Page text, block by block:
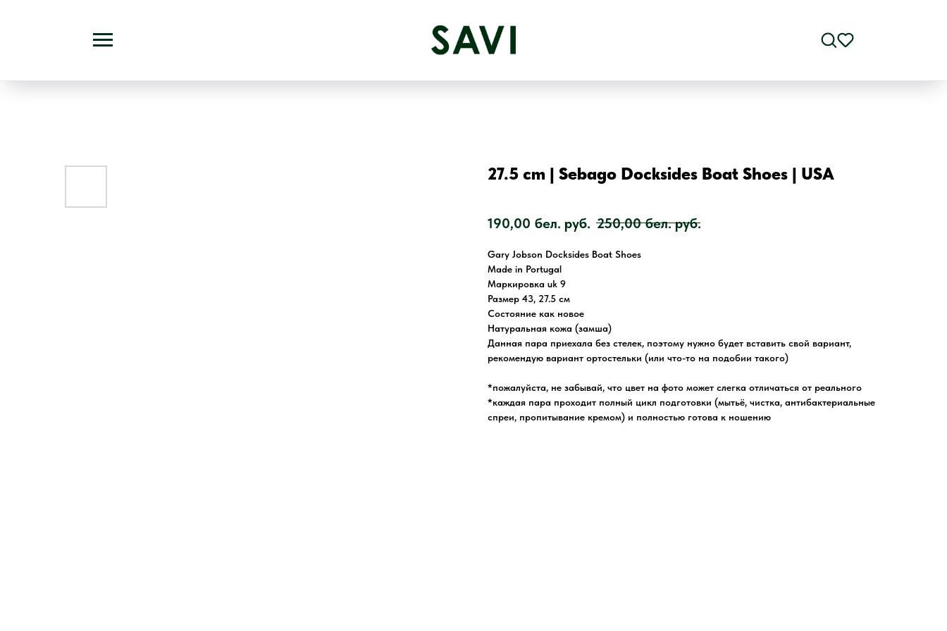
27.5 cm | Sebago Docksides Boat Shoes | USA
190,00 бел. руб. 250,00 бел. руб.
Gary Jobson Docksides Boat Shoes
Made in Portugal
Маркировка uk 9
Размер 43, 27.5 см
Состояние как новое
Натуральная кожа (замша)
Данная пара приехала без стелек, поэтому нужно будет вставить свой вариант,
рекомендую вариант ортостельки (или что-то на подобии такого)
*пожалуйста, не забывай, что цвет на фото может слегка отличаться от реального
*каждая пара проходит полный цикл подготовки (мытьё, чистка, антибактериальные
спреи, пропитывание кремом) и полностью готова к ношению